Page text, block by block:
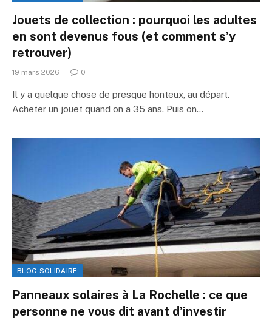
Jouets de collection : pourquoi les adultes
en sont devenus fous (et comment s’y
retrouver)
19 mars 2026 0
Il y a quelque chose de presque honteux, au départ.
Acheter un jouet quand on a 35 ans. Puis on…
BLOG SOLIDAIRE
Panneaux solaires à La Rochelle : ce que
personne ne vous dit avant d’investir